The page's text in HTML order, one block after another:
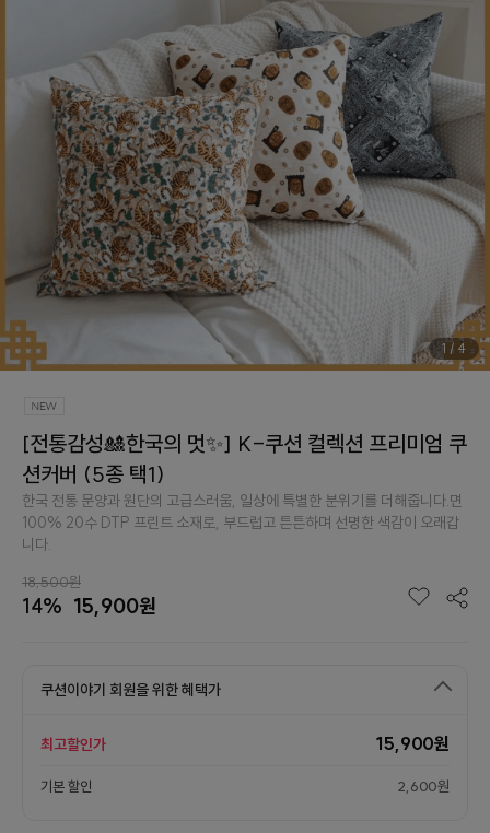
1 / 4
[전통감성🎎한국의 멋✨] K-쿠션 컬렉션 프리미엄 쿠
션커버 (5종 택1)
한국 전통 문양과 원단의 고급스러움, 일상에 특별한 분위기를 더해줍니다.면
100% 20수 DTP 프린트 소재로, 부드럽고 튼튼하며 선명한 색감이 오래갑
니다.
18,500원
14% 15,900원
쿠션이야기 회원을 위한 혜택가
최고할인가 15,900원
기본 할인 2,600원